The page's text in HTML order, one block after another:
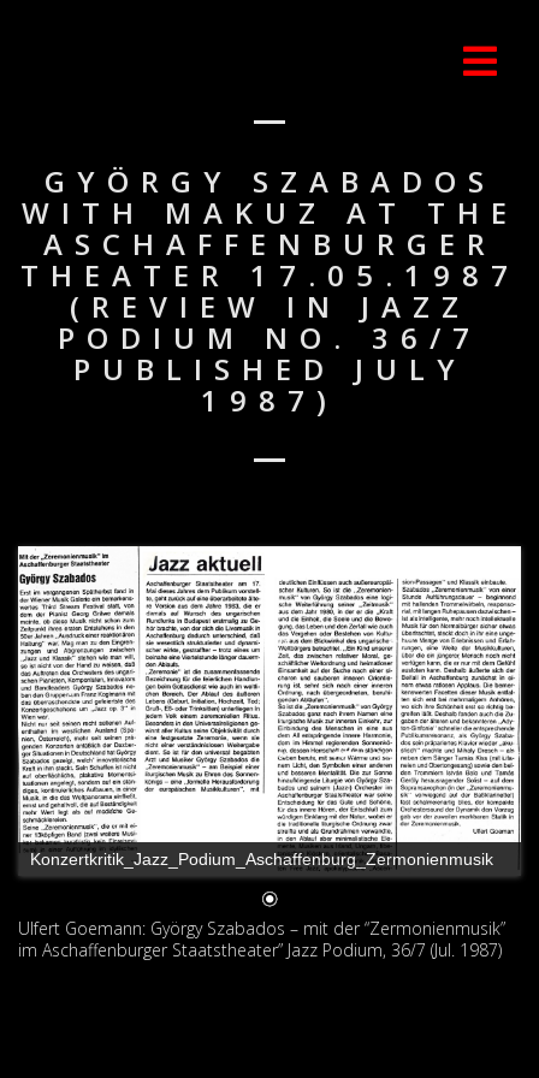
GYÖRGY SZABADOS
WITH MAKUZ AT THE
ASCHAFFENBURGER
THEATER 17.05.1987
(REVIEW IN JAZZ
PODIUM NO. 36/7
PUBLISHED JULY
1987)
Konzertkritik_Jazz_Podium_Aschaffenburg_Zermonienmusik
Ulfert Goemann: György Szabados – mit der “Zermonienmusik”
im Aschaffenburger Staatstheater” Jazz Podium, 36/7 (Jul. 1987)